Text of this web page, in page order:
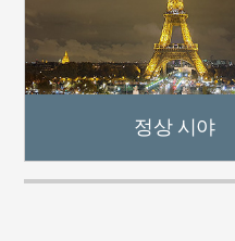
정상 시야